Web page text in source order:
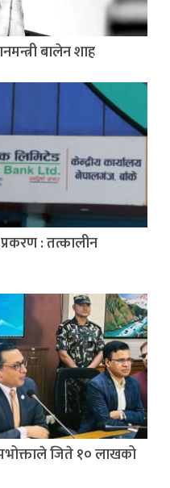
बालेन शाह
: तत्कालीन
जिते १० लाखको